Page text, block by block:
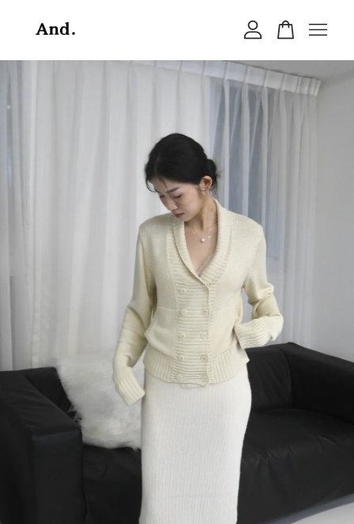
您的購物車目前還是空的。